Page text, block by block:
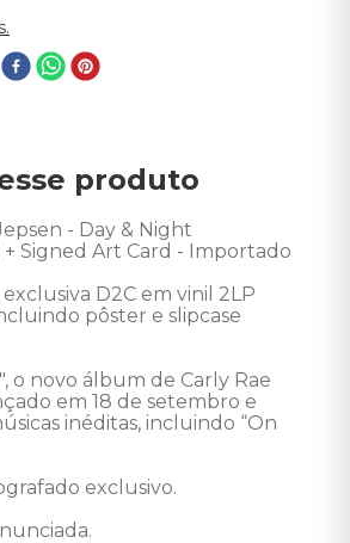
produto
- Day & Night
+ Signed Art Card - Importado
D2C em vinil 2LP
pôster e slipcase
o novo álbum de Carly Rae
em 18 de setembro e
inéditas, incluindo “On
exclusivo.